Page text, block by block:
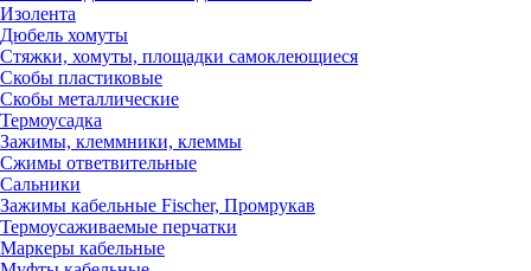
Изолента
Дюбель хомуты
Стяжки, хомуты, площадки самоклеющиеся
Скобы пластиковые
Скобы металлические
Термоусадка
Зажимы, клеммники, клеммы
Сжимы ответвительные
Сальники
Зажимы кабельные Fischer, Промрукав
Термоусаживаемые перчатки
Маркеры кабельные